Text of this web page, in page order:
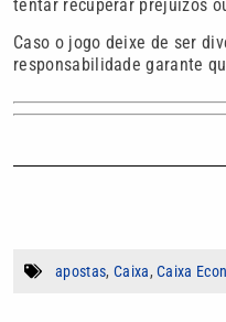
tentar recuperar prejuízos
Caso o jogo deixe de ser
responsabilidade garante
apostas, Caixa,Caixa